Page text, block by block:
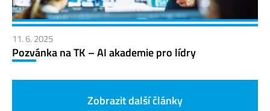
11. 6. 2025
Pozvánka na TK – AI akademie pro lídry
Zobrazit další články